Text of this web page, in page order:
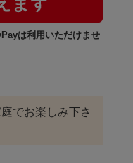
は利用いただけませ
でお楽しみ下さ